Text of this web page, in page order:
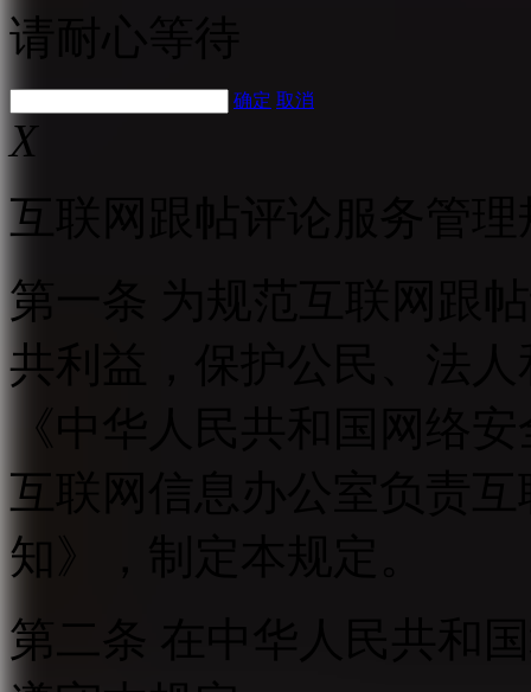
请耐心等待
确定 取消
X
互联网跟帖评论服务管理
第一条 为规范互联网跟
共利益，保护公民、法
《中华人民共和国网络
互联网信息办公室负责
知》，制定本规定。
第二条 在中华人民共和